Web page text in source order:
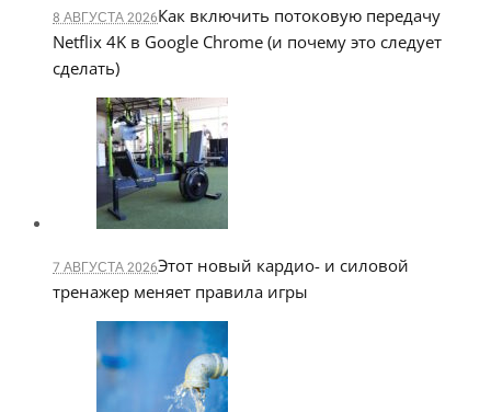
8 АВГУСТА 2026Как включить потоковую передачу
Netflix 4K в Google Chrome (и почему это следует
сделать)
7 АВГУСТА 2026Этот новый кардио- и силовой
тренажер меняет правила игры